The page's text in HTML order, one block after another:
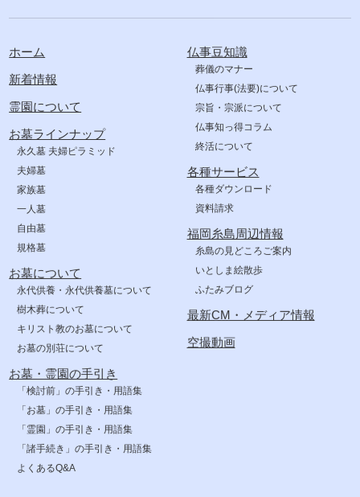
ホーム
新着情報
霊園について
お墓ラインナップ
永久墓 夫婦ピラミッド
夫婦墓
家族墓
一人墓
自由墓
規格墓
お墓について
永代供養・永代供養墓について
樹木葬について
キリスト教のお墓について
お墓の別荘について
お墓・霊園の手引き
「検討前」の手引き・用語集
「お墓」の手引き・用語集
「霊園」の手引き・用語集
「諸手続き」の手引き・用語集
よくあるQ&A
仏事豆知識
葬儀のマナー
仏事行事(法要)について
宗旨・宗派について
仏事知っ得コラム
終活について
各種サービス
各種ダウンロード
資料請求
福岡糸島周辺情報
糸島の見どころご案内
いとしま絵散歩
ふたみブログ
最新CM・メディア情報
空撮動画